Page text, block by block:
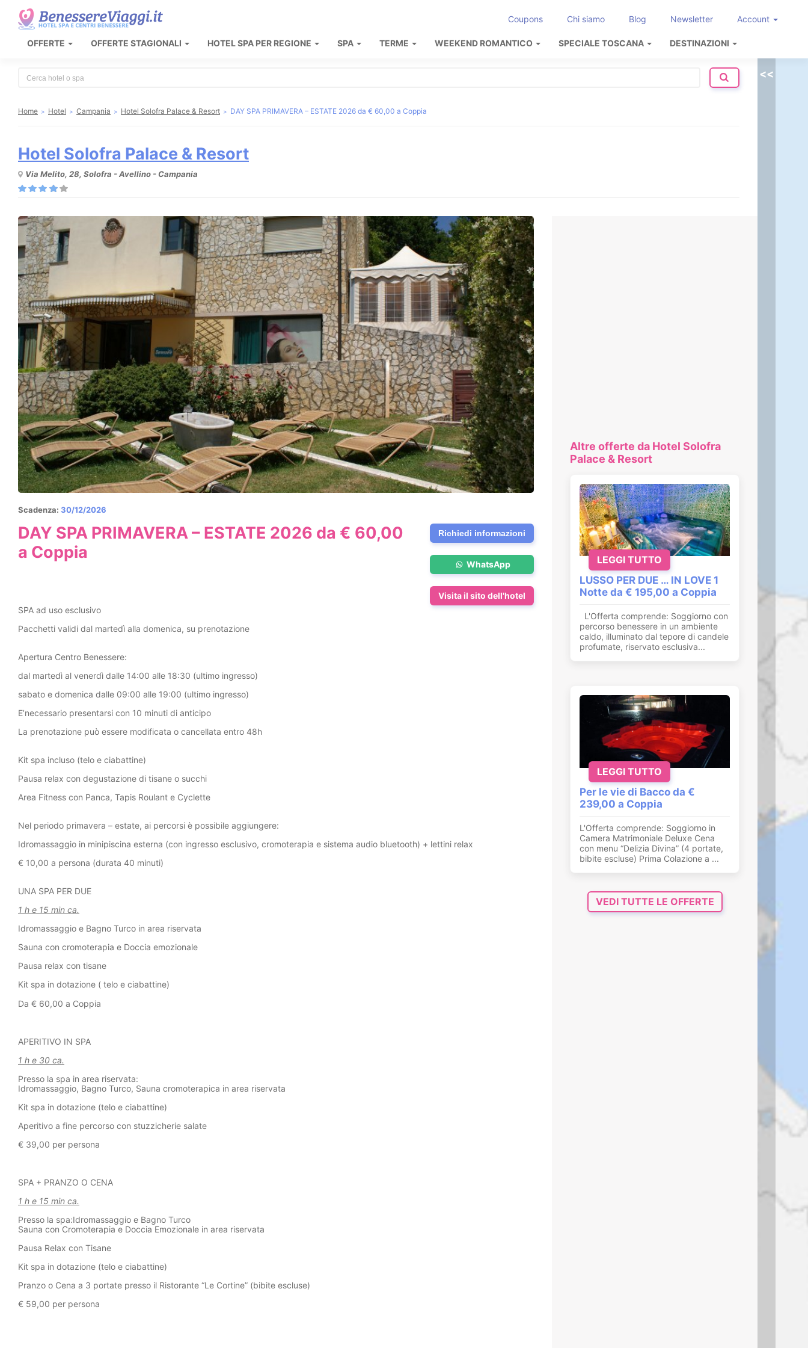
Coupons Chi siamo Blog Newsletter Account
OFFERTE OFFERTE STAGIONALI HOTEL SPA PER REGIONE SPA TERME WEEKEND ROMANTICO SPECIALE TOSCANA DESTINAZIONI
Home Hotel Campania Hotel Solofra Palace & Resort DAY SPA PRIMAVERA – ESTATE 2026 da € 60,00 a Coppia
Hotel Solofra Palace & Resort
Via Melito, 28, Solofra - Avellino - Campania
Scadenza: 30/12/2026
DAY SPA PRIMAVERA – ESTATE 2026 da € 60,00
a Coppia
Richiedi informazioni
WhatsApp
Visita il sito dell'hotel
SPA ad uso esclusivo
Pacchetti validi dal martedì alla domenica, su prenotazione
Apertura Centro Benessere:
dal martedì al venerdì dalle 14:00 alle 18:30 (ultimo ingresso)
sabato e domenica dalle 09:00 alle 19:00 (ultimo ingresso)
E’necessario presentarsi con 10 minuti di anticipo
La prenotazione può essere modificata o cancellata entro 48h
Kit spa incluso (telo e ciabattine)
Pausa relax con degustazione di tisane o succhi
Area Fitness con Panca, Tapis Roulant e Cyclette
Nel periodo primavera – estate, ai percorsi è possibile aggiungere:
Idromassaggio in minipiscina esterna (con ingresso esclusivo, cromoterapia e sistema audio bluetooth) + lettini relax
€ 10,00 a persona (durata 40 minuti)
UNA SPA PER DUE
1 h e 15 min ca.
Idromassaggio e Bagno Turco in area riservata
Sauna con cromoterapia e Doccia emozionale
Pausa relax con tisane
Kit spa in dotazione ( telo e ciabattine)
Da € 60,00 a Coppia
APERITIVO IN SPA
1 h e 30 ca.
Presso la spa in area riservata:
Idromassaggio, Bagno Turco, Sauna cromoterapica in area riservata
Kit spa in dotazione (telo e ciabattine)
Aperitivo a fine percorso con stuzzicherie salate
€ 39,00 per persona
SPA + PRANZO O CENA
1 h e 15 min ca.
Presso la spa:Idromassaggio e Bagno Turco
Sauna con Cromoterapia e Doccia Emozionale in area riservata
Pausa Relax con Tisane
Kit spa in dotazione (telo e ciabattine)
Pranzo o Cena a 3 portate presso il Ristorante “Le Cortine” (bibite escluse)
€ 59,00 per persona
Altre offerte da Hotel Solofra
Palace & Resort
LUSSO PER DUE … IN LOVE 1
Notte da € 195,00 a Coppia
L'Offerta comprende: Soggiorno con
percorso benessere in un ambiente
caldo, illuminato dal tepore di candele
profumate, riservato esclusiva...
LEGGI TUTTO
Per le vie di Bacco da €
239,00 a Coppia
L'Offerta comprende: Soggiorno in
Camera Matrimoniale Deluxe Cena
con menu “Delizia Divina” (4 portate,
bibite escluse) Prima Colazione a ...
LEGGI TUTTO
VEDI TUTTE LE OFFERTE
<<